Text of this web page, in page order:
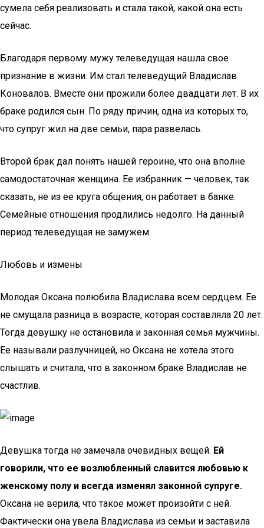
сумела себя реализовать и стала такой, какой она есть
сейчас.
Благодаря первому мужу телеведущая нашла свое
признание в жизни. Им стал телеведущий Владислав
Коновалов. Вместе они прожили более двадцати лет. В их
браке родился сын. По ряду причин, одна из которых то,
что супруг жил на две семьи, пара развелась.
Второй брак дал понять нашей героине, что она вполне
самодостаточная женщина. Ее избранник — человек, так
сказать, не из ее круга общения, он работает в банке.
Семейные отношения продлились недолго. На данный
период телеведущая не замужем.
Любовь и измены
Молодая Оксана полюбила Владислава всем сердцем. Ее
не смущала разница в возрасте, которая составляла 20 лет.
Тогда девушку не остановила и законная семья мужчины.
Ее называли разлучницей, но Оксана не хотела этого
слышать и считала, что в законном браке Владислав не
счастлив.
Девушка тогда не замечала очевидных вещей. Ей
говорили, что ее возлюбленный славится любовью к
женскому полу и всегда изменял законной супруге.
Оксана не верила, что такое может произойти с ней.
Фактически она увела Владислава из семьи и заставила